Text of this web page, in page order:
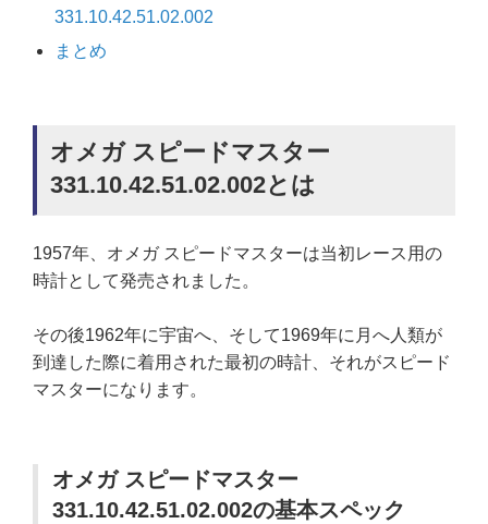
331.10.42.51.02.002
まとめ
オメガ スピードマスター
331.10.42.51.02.002とは
1957年、オメガ スピードマスターは当初レース用の
時計として発売されました。
その後1962年に宇宙へ、そして1969年に月へ人類が
到達した際に着用された最初の時計、それがスピード
マスターになります。
オメガ スピードマスター
331.10.42.51.02.002の基本スペック